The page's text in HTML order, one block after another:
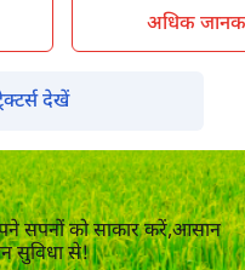
अधिक
देखें
सपनों को साकार करें,आसान
सुविधा से!